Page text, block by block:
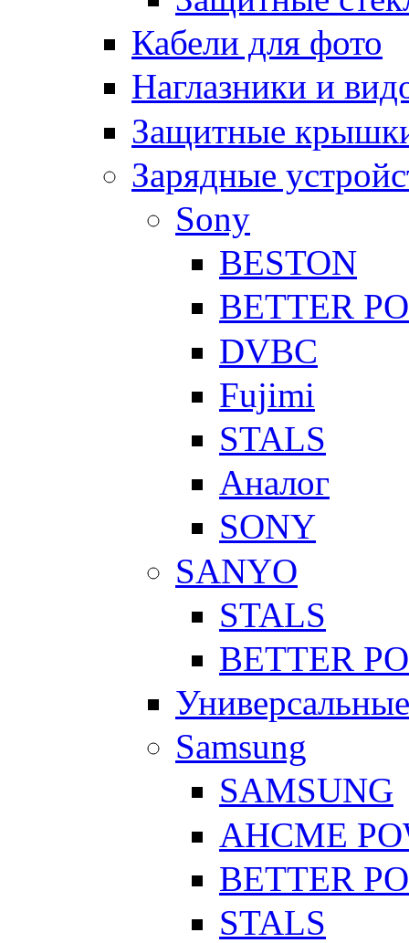
Кабели для фото
Наглазники и
Защитные
Зарядные
Sony
BESTON
BETTER
DVBC
Fujimi
STALS
Аналог
SONY
SANYO
STALS
BETTER
Универсальные
Samsung
SAMSUNG
AHCME
BETTER
STALS